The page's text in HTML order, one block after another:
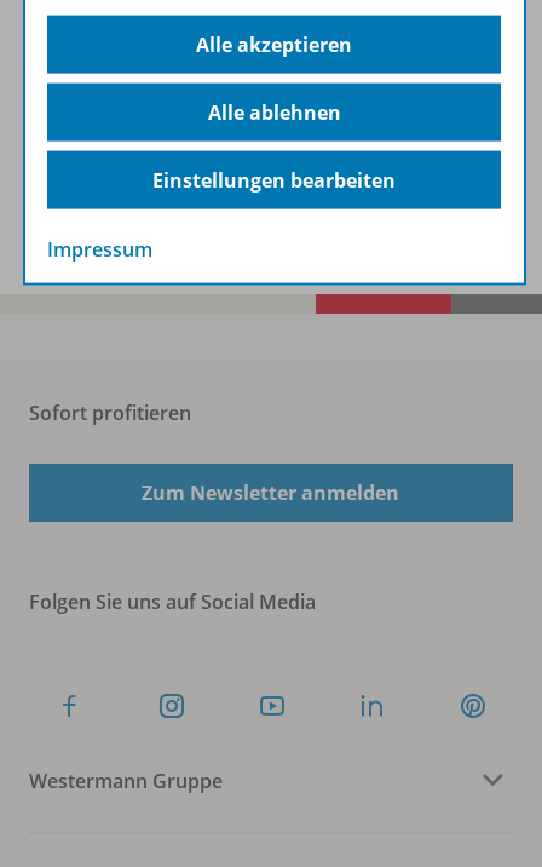
Informationen
Spar-Pakete
Sofort profitieren
Zum Newsletter anmelden
Folgen Sie uns auf Social Media
Westermann Gruppe
Alle akzeptieren
Alle ablehnen
Einstellungen bearbeiten
Impressum